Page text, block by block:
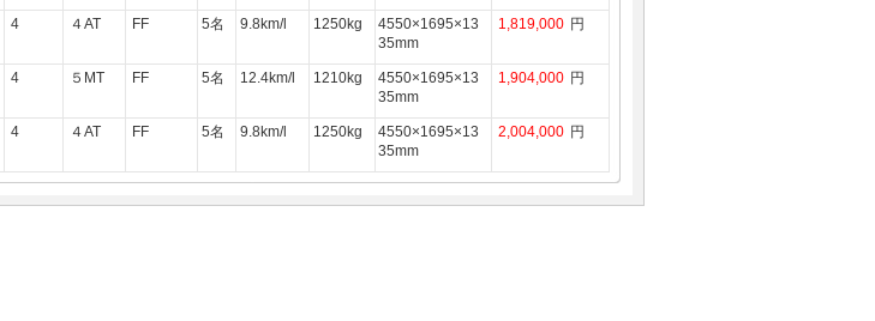
4 ４AT FF 5名 9.8km/l 1250kg
4550×1695×13
35mm
1,819,000 円
4 ５MT FF 5名 12.4km/l 1210kg
4550×1695×13
35mm
1,904,000 円
4 ４AT FF 5名 9.8km/l 1250kg
4550×1695×13
35mm
2,004,000 円